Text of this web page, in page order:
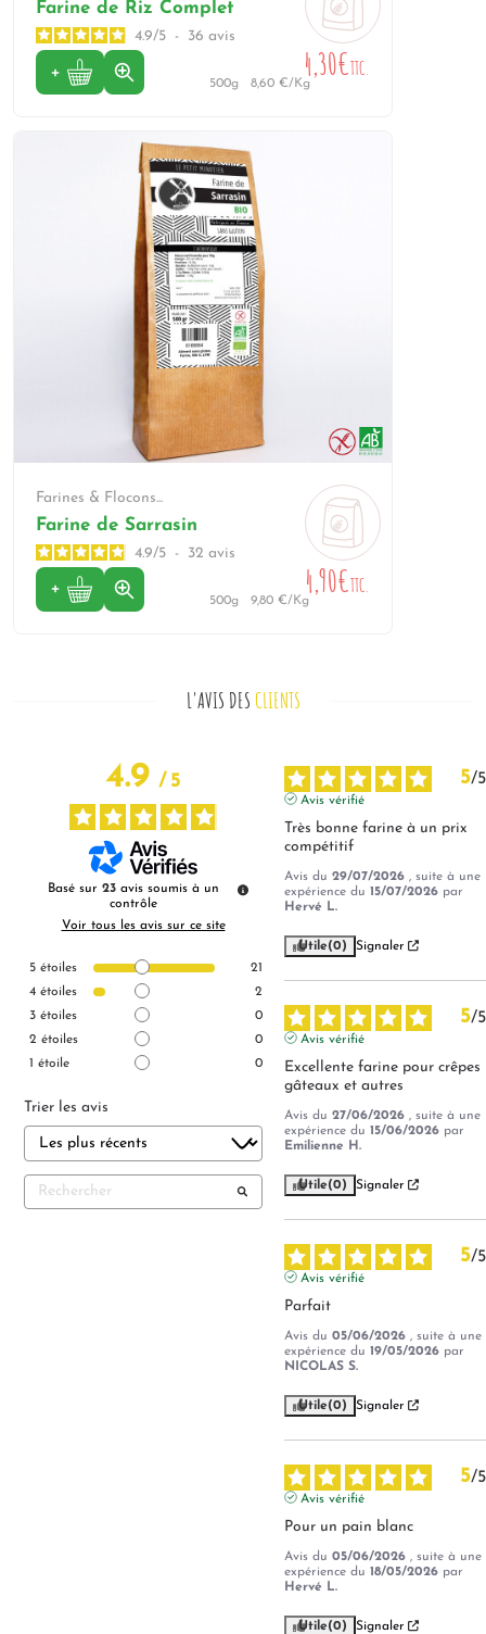
Farine de Riz Complet
4.9/5 - 36 avis
4,30€TTC.
500g 8,60 €/Kg
Farines & Flocons...
Farine de Sarrasin
4.9/5 - 32 avis
4,90€TTC.
500g 9,80 €/Kg
L'AVIS DESCLIENTS
4.9/ 5
Basé sur 23 avis soumis à un
contrôle
Voir tous les avis sur ce site
5 étoiles
21
4 étoiles
2
3 étoiles
0
2 étoiles
0
1 étoile 0
Trier les avis
5/5
Avis vérifié
Très bonne farine à un prix
compétitif
Avis du 29/07/2026 , suite à une
expérience du 15/07/2026 par
Hervé L.
Utile(0) Signaler
5/5
Avis vérifié
Excellente farine pour crêpes
gâteaux et autres
Avis du 27/06/2026 , suite à une
expérience du 15/06/2026 par
Emilienne H.
Utile(0) Signaler
5/5
Avis vérifié
Parfait
Avis du 05/06/2026 , suite à une
expérience du 19/05/2026 par
NICOLAS S.
Utile(0) Signaler
5/5
Avis vérifié
Pour un pain blanc
Avis du 05/06/2026 , suite à une
expérience du 18/05/2026 par
Hervé L.
Utile(0) Signaler